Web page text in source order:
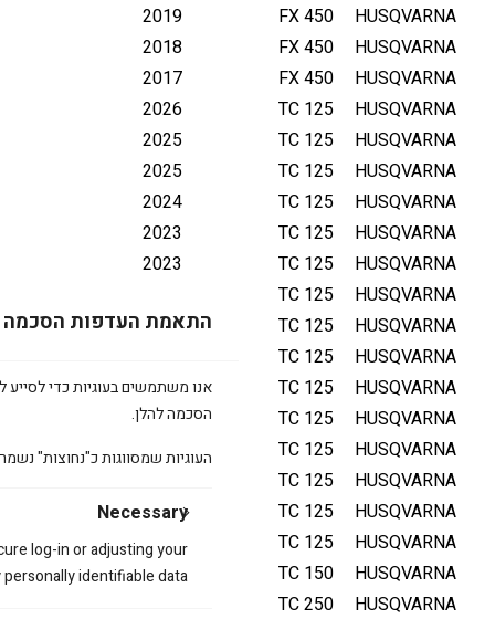
התאמת העדפות הסכמה
אנו משתמשים בעוגיות כדי לסייע
הסכמה להלן.
העוגיות שמסווגות כ"נחוצות"
Necessary
log-in or adjusting your
identifiable data.
HUSQVARNA
FX 450
2019
HUSQVARNA
FX 450
2018
HUSQVARNA
FX 450
2017
HUSQVARNA
TC 125
2026
HUSQVARNA
TC 125
2025
HUSQVARNA
TC 125
2025
HUSQVARNA
TC 125
2024
HUSQVARNA
TC 125
2023
HUSQVARNA
TC 125
2023
HUSQVARNA
TC 125
HUSQVARNA
TC 125
2021
HUSQVARNA
TC 125
HUSQVARNA
TC 125
2019
HUSQVARNA
TC 125
2018
HUSQVARNA
TC 125
2017
HUSQVARNA
TC 125
HUSQVARNA
TC 125
2015
HUSQVARNA
TC 125
2014
HUSQVARNA
TC 150
2025
HUSQVARNA
TC 250